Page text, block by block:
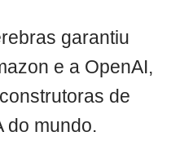
garantiu
e a OpenAI,
de
do mundo.